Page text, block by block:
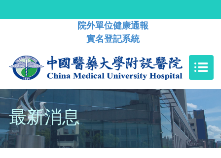
院外單位健康通報
實名登記系統
最新消息